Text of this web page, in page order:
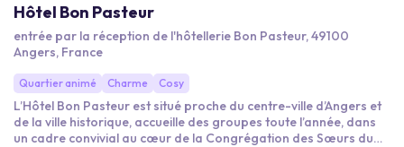
Hôtel Bon Pasteur
entrée par la réception de l'hôtellerie Bon Pasteur, 49100
Angers, France
Quartier animé Charme Cosy
L’Hôtel Bon Pasteur est situé proche du centre-ville d’Angers et
de la ville historique, accueille des groupes toute l’année, dans
un cadre convivial au cœur de la Congrégation des Sœurs du